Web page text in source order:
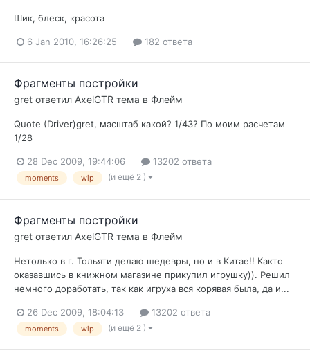
Шик, блеск, красота
6 Jan 2010, 16:26:25 182 ответа
Фрагменты постройки
gret ответил AxelGTR тема в Флейм
Quote (Driver)gret, масштаб какой? 1/43? По моим расчетам
1/28
28 Dec 2009, 19:44:06 13202 ответа
moments wip (и ещё 2 )
Фрагменты постройки
gret ответил AxelGTR тема в Флейм
Нетолько в г. Тольяти делаю шедевры, но и в Китае!! Както
оказавшись в книжном магазине прикупил игрушку)). Решил
немного доработать, так как игруха вся корявая была, да и...
26 Dec 2009, 18:04:13 13202 ответа
moments wip (и ещё 2 )